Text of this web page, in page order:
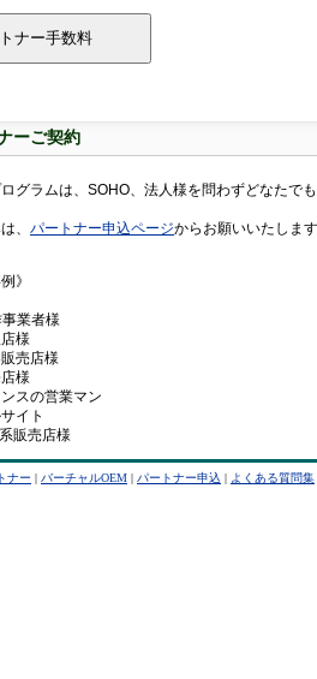
ーご契約
グラムは、SOHO、法人様を問わずどなたで
、 パートナー申込ページからお願いいたしま
》
事業者様
店様
販売店様
店様
ンスの営業マン
イト
販売店様
ナー | バーチャルOEM | パートナー申込 | よくある質問集